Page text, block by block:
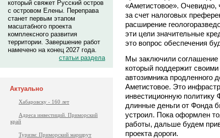
который свяжет Русский остров
с островом Елены. Переправа
станет первым этапом
масштабного проекта
комплексного развития
территории. Завершение работ
намечено на конец 2027 года.
статьи раздела
Актуально
Хабаровску - 160 лет
Адреса инвестиций. Приморский
край
Туризм: Приморский маршрут
«Аметистовое». Очевидно,
за счет налоговых
расширение
эти цели значительные
это вопрос обеспечения
Мы заключили соглашение
который поддержит
автозимника продленного
Аметистовое. Это
инвестиционную политику
длинные деньги от Фонда
устроил. Пока оформлен
работы, дальше будем
проекта дороги.